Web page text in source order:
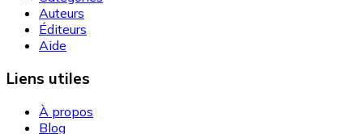
Auteurs
Éditeurs
Aide
Liens utiles
À propos
Blog